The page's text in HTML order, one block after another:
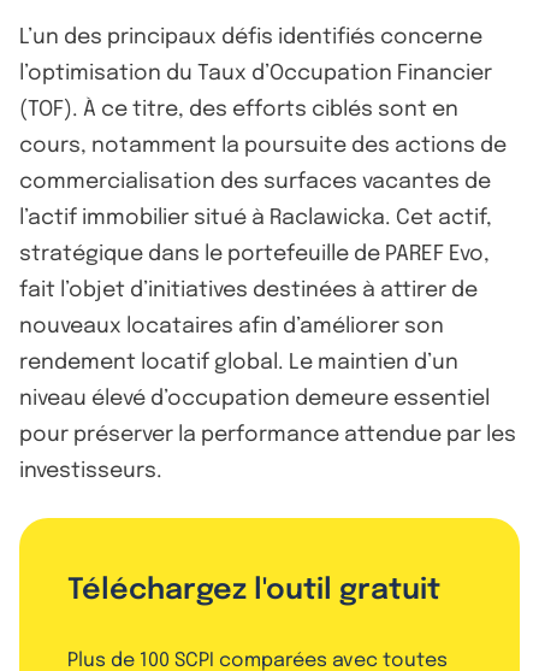
L’un des principaux défis identifiés concerne
l’optimisation du Taux d’Occupation Financier
(TOF). À ce titre, des efforts ciblés sont en
cours, notamment la poursuite des actions de
commercialisation des surfaces vacantes de
l’actif immobilier situé à Raclawicka. Cet actif,
stratégique dans le portefeuille de PAREF Evo,
fait l’objet d’initiatives destinées à attirer de
nouveaux locataires afin d’améliorer son
rendement locatif global. Le maintien d’un
niveau élevé d’occupation demeure essentiel
pour préserver la performance attendue par les
investisseurs.
Téléchargez l'outil gratuit
Plus de 100 SCPI comparées avec toutes